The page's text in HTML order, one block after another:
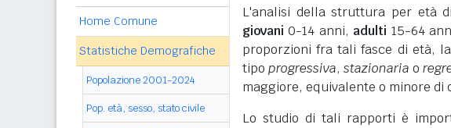
Home Comune
Statistiche Demografiche
Popolazione 2001-2024
Pop. età, sesso, stato civile
L'analisi della struttura per età
giovani 0-14 anni, adulti 15-64
proporzioni fra tali fasce di età,
tipo progressiva, stazionaria o
maggiore, equivalente o minore di
Lo studio di tali rapporti è